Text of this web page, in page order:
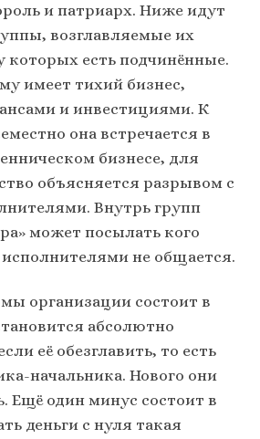
и патриарх. Ниже идут
возглавляемые их
которых есть подчинённые.
имеет тихий бизнес,
и инвестициями. К
она встречается в
бизнесе, для
объясняется разрывом с
Внутрь групп
может посылать кого
исполнителями не общается.
организации состоит в
абсолютно
её обезглавить, то есть
начальника. Нового они
Ещё один минус состоит в
деньги с нуля такая